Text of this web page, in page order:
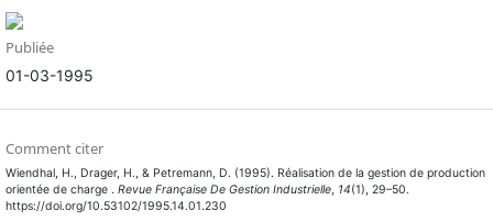
Publiée
01-03-1995
Comment citer
Wiendhal, H., Drager, H., & Petremann, D. (1995). Réalisation de la gestion de production
orientée de charge . Revue Française De Gestion Industrielle, 14(1), 29–50.
https://doi.org/10.53102/1995.14.01.230